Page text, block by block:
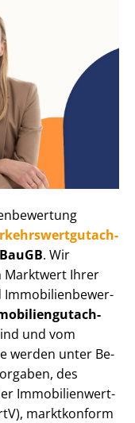
. Wir
Marktwert Ihrer
Im­mo­bi­li­en­be­wer­
und vom
werden unter Be­
des
Im­mo­bi­li­en­wert­
marktkonform